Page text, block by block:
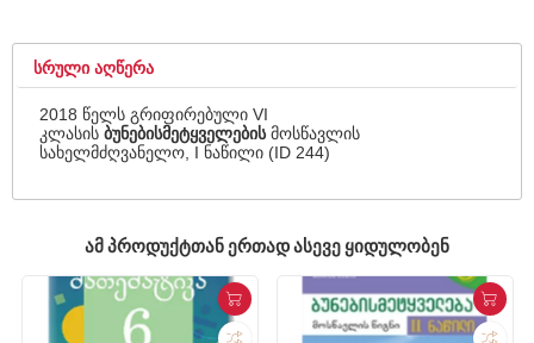
ᲡᲠᲣᲚᲘ ᲐᲦᲬᲔᲠᲐ
2018 წელს გრიფირებული VI
კლასისბუნებისმეტყველებისმოსწავლის
სახელმძღვანელო, I ნაწილი (ID 244)
ᲐᲛ ᲞᲠᲝᲓᲣᲥᲢᲗᲐᲜ ᲔᲠᲗᲐᲓ ᲐᲡᲔᲕᲔ ᲧᲘᲓᲣᲚᲝᲑᲔᲜ